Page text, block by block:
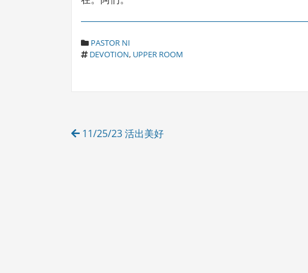
C
A
E
PASTOR NI
T
DEVOTION, UPPER ROOM
Post
11/25/23 活出美好